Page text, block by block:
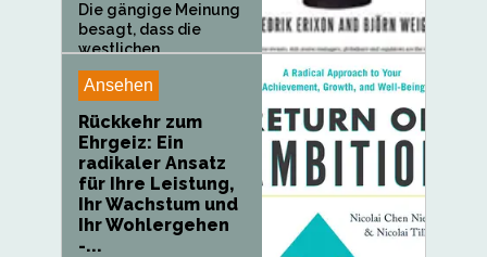
Die gängige Meinung
besagt, dass die
westlichen...
Ansehen
Rückkehr zum
Ehrgeiz: Ein
radikaler Ansatz
für Ihre Leistung,
Ihr Wachstum und
Ihr Wohlergehen
-...